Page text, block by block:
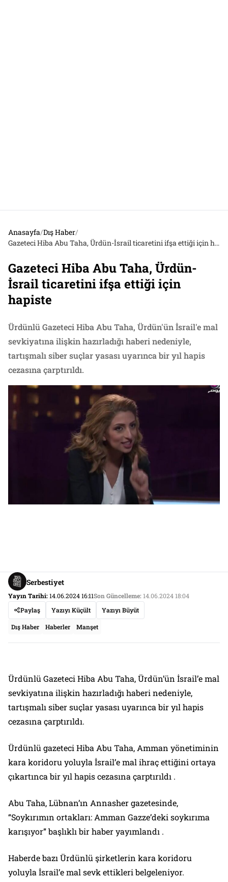
Anasayfa/Dış Haber/
Gazeteci Hiba Abu Taha, Ürdün-İsrail ticaretini ifşa ettiği için hapiste
Gazeteci Hiba Abu Taha, Ürdün-
İsrail ticaretini ifşa ettiği için
hapiste
Ürdünlü Gazeteci Hiba Abu Taha, Ürdün'ün İsrail'e mal
sevkiyatına ilişkin hazırladığı haberi nedeniyle,
tartışmalı siber suçlar yasası uyarınca bir yıl hapis
cezasına çarptırıldı.
Serbestiyet
Yayın Tarihi:14.06.2024 16:11Son Güncelleme:14.06.2024 18:04
Paylaş
Yazıyı Küçült Yazıyı Büyüt
Dış Haber Haberler Manşet
Ürdünlü Gazeteci Hiba Abu Taha, Ürdün’ün İsrail’e mal
sevkiyatına ilişkin hazırladığı haberi nedeniyle,
tartışmalı siber suçlar yasası uyarınca bir yıl hapis
cezasına çarptırıldı.
Ürdünlü gazeteci Hiba Abu Taha, Amman yönetiminin
kara koridoru yoluyla İsrail’e mal ihraç ettiğini ortaya
çıkartınca bir yıl hapis cezasına çarptırıldı .
Abu Taha, Lübnan’ın Annasher gazetesinde,
“Soykırımın ortakları: Amman Gazze’deki soykırıma
karışıyor” başlıklı bir haber yayımlandı .
Haberde bazı Ürdünlü şirketlerin kara koridoru
yoluyla İsrail’e mal sevk ettikleri belgeleniyor.